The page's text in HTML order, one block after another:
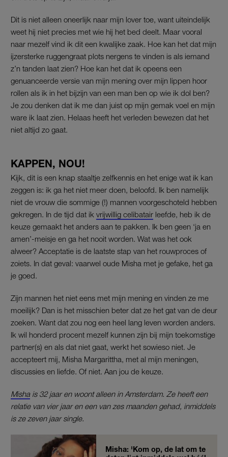
Dit is niet alleen oneerlijk naar mijn lover toe, want uiteindelijk
weet hij niet precies met wie hij het bed deelt. Maar vooral
naar mezelf vind ik dit een kwalijke zaak. Hoe kan het dat mijn
ijzersterke ruggengraat plots nergens te vinden is als iemand
z’n tanden laat zien? Hoe kan het dat ik opeens een
genuanceerde versie van mijn mening over mijn lippen hoor
rollen als ik in het bijzijn van een man ben op wie ik dol ben?
Je zou denken dat ik me dan juist op mijn gemak voel en mijn
ware ik laat zien. Helaas heeft het verleden bewezen dat het
niet altijd zo gaat.
KAPPEN, NOU!
Kijk, dit is een knap staaltje zelfkennis en het enige wat ik kan
zeggen is: ik ga het niet meer doen, beloofd. Ik ben namelijk
niet de vrouw die sommige (!) mannen voorgeschoteld hebben
gekregen. In de tijd dat ik vrijwillig celibatair leefde, heb ik de
keuze gemaakt het anders aan te pakken. Ik ben geen ‘ja en
amen’-meisje en ga het nooit worden. Wat was het ook
alweer? Acceptatie is de laatste stap van het rouwproces of
zoiets. In dat geval: vaarwel oude Misha met je gefake, het ga
je goed.
Zijn mannen het niet eens met mijn mening en vinden ze me
moeilijk? Dan is het misschien beter dat ze het gat van de deur
zoeken. Want dat zou nog een heel lang leven worden anders.
Ik wil honderd procent mezelf kunnen zijn bij mijn toekomstige
partner(s) en als dat niet gaat, werkt het sowieso niet. Je
accepteert mij, Misha Margarittha, met al mijn meningen,
discussies en liefde. Of niet. Aan jou de keuze.
Mishais 32 jaar en woont alleen in Amsterdam. Ze heeft een
relatie van vier jaar en een van zes maanden gehad, inmiddels
is ze zeven jaar single.
Misha: 'Kom op, de lat om te